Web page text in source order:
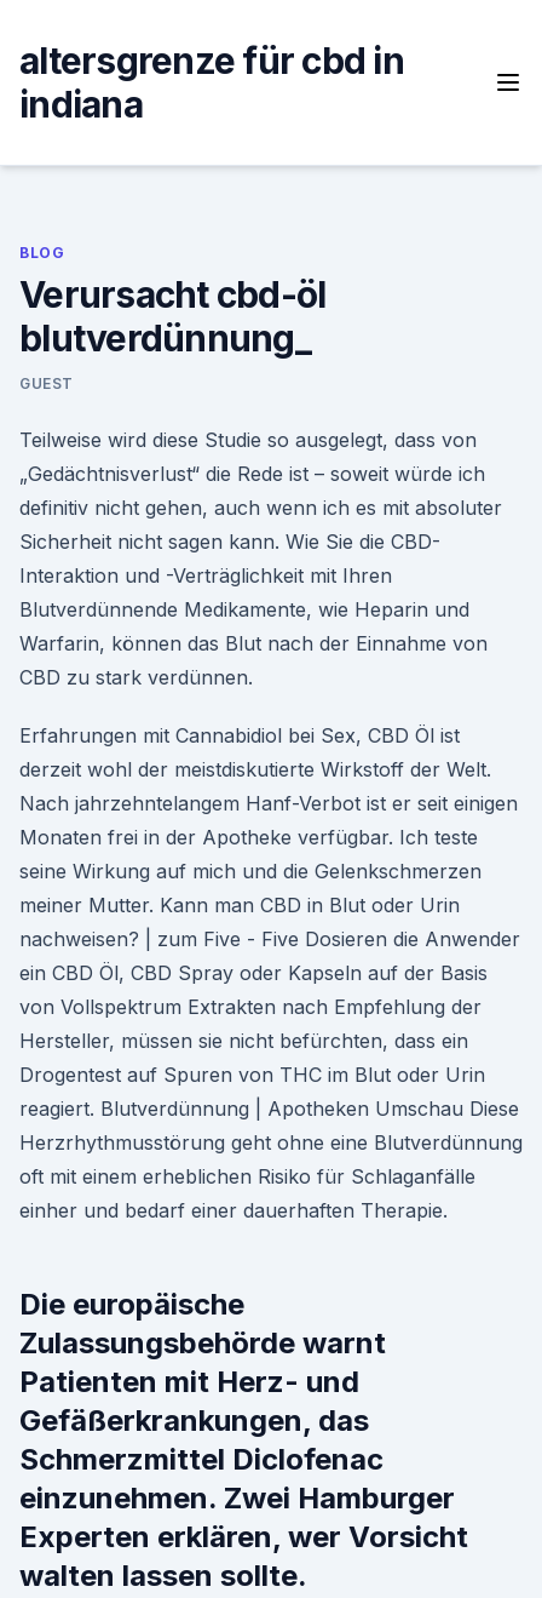
content
altersgrenze für cbd in
indiana
BLOG
Verursacht cbd-öl
blutverdünnung_
GUEST
Teilweise wird diese Studie so ausgelegt, dass von
„Gedächtnisverlust“ die Rede ist – soweit würde ich
definitiv nicht gehen, auch wenn ich es mit absoluter
Sicherheit nicht sagen kann. Wie Sie die CBD-
Interaktion und -Verträglichkeit mit Ihren
Blutverdünnende Medikamente, wie Heparin und
Warfarin, können das Blut nach der Einnahme von
CBD zu stark verdünnen.
Erfahrungen mit Cannabidiol bei Sex, CBD Öl ist
derzeit wohl der meistdiskutierte Wirkstoff der Welt.
Nach jahrzehntelangem Hanf-Verbot ist er seit einigen
Monaten frei in der Apotheke verfügbar. Ich teste
seine Wirkung auf mich und die Gelenkschmerzen
meiner Mutter. Kann man CBD in Blut oder Urin
nachweisen? | zum Five - Five Dosieren die Anwender
ein CBD Öl, CBD Spray oder Kapseln auf der Basis
von Vollspektrum Extrakten nach Empfehlung der
Hersteller, müssen sie nicht befürchten, dass ein
Drogentest auf Spuren von THC im Blut oder Urin
reagiert. Blutverdünnung | Apotheken Umschau Diese
Herzrhythmusstörung geht ohne eine Blutverdünnung
oft mit einem erheblichen Risiko für Schlaganfälle
einher und bedarf einer dauerhaften Therapie.
Die europäische
Zulassungsbehörde warnt
Patienten mit Herz- und
Gefäßerkrankungen, das
Schmerzmittel Diclofenac
einzunehmen. Zwei Hamburger
Experten erklären, wer Vorsicht
walten lassen sollte.